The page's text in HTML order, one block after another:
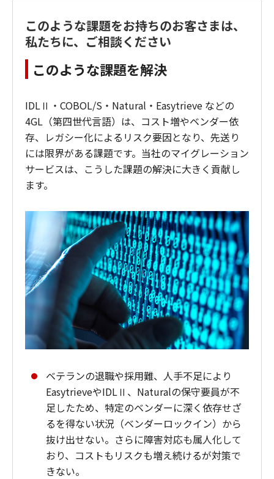
このような課題をお持ちのお客さまは、
私たちに、ご相談ください
このような課題を解決
IDLⅡ・COBOL/S・Natural・Easytrieve などの
4GL（第四世代言語）は、コスト増やベンダー依
存、レガシー化によるリスク要因となり、先送り
には限界がある課題です。当社のマイグレーション
サービスは、こうした課題の解決に大きく貢献し
ます。
ベテランの退職や採用難、人手不足により
EasytrieveやIDLⅡ、Naturalの保守要員が不
足したため、特定のベンダーに深く依存せざ
るを得ない状況（ベンダーロックイン）から
抜け出せない。さらに障害対応も属人化して
おり、コストもリスクも増え続けるが対策で
きない。